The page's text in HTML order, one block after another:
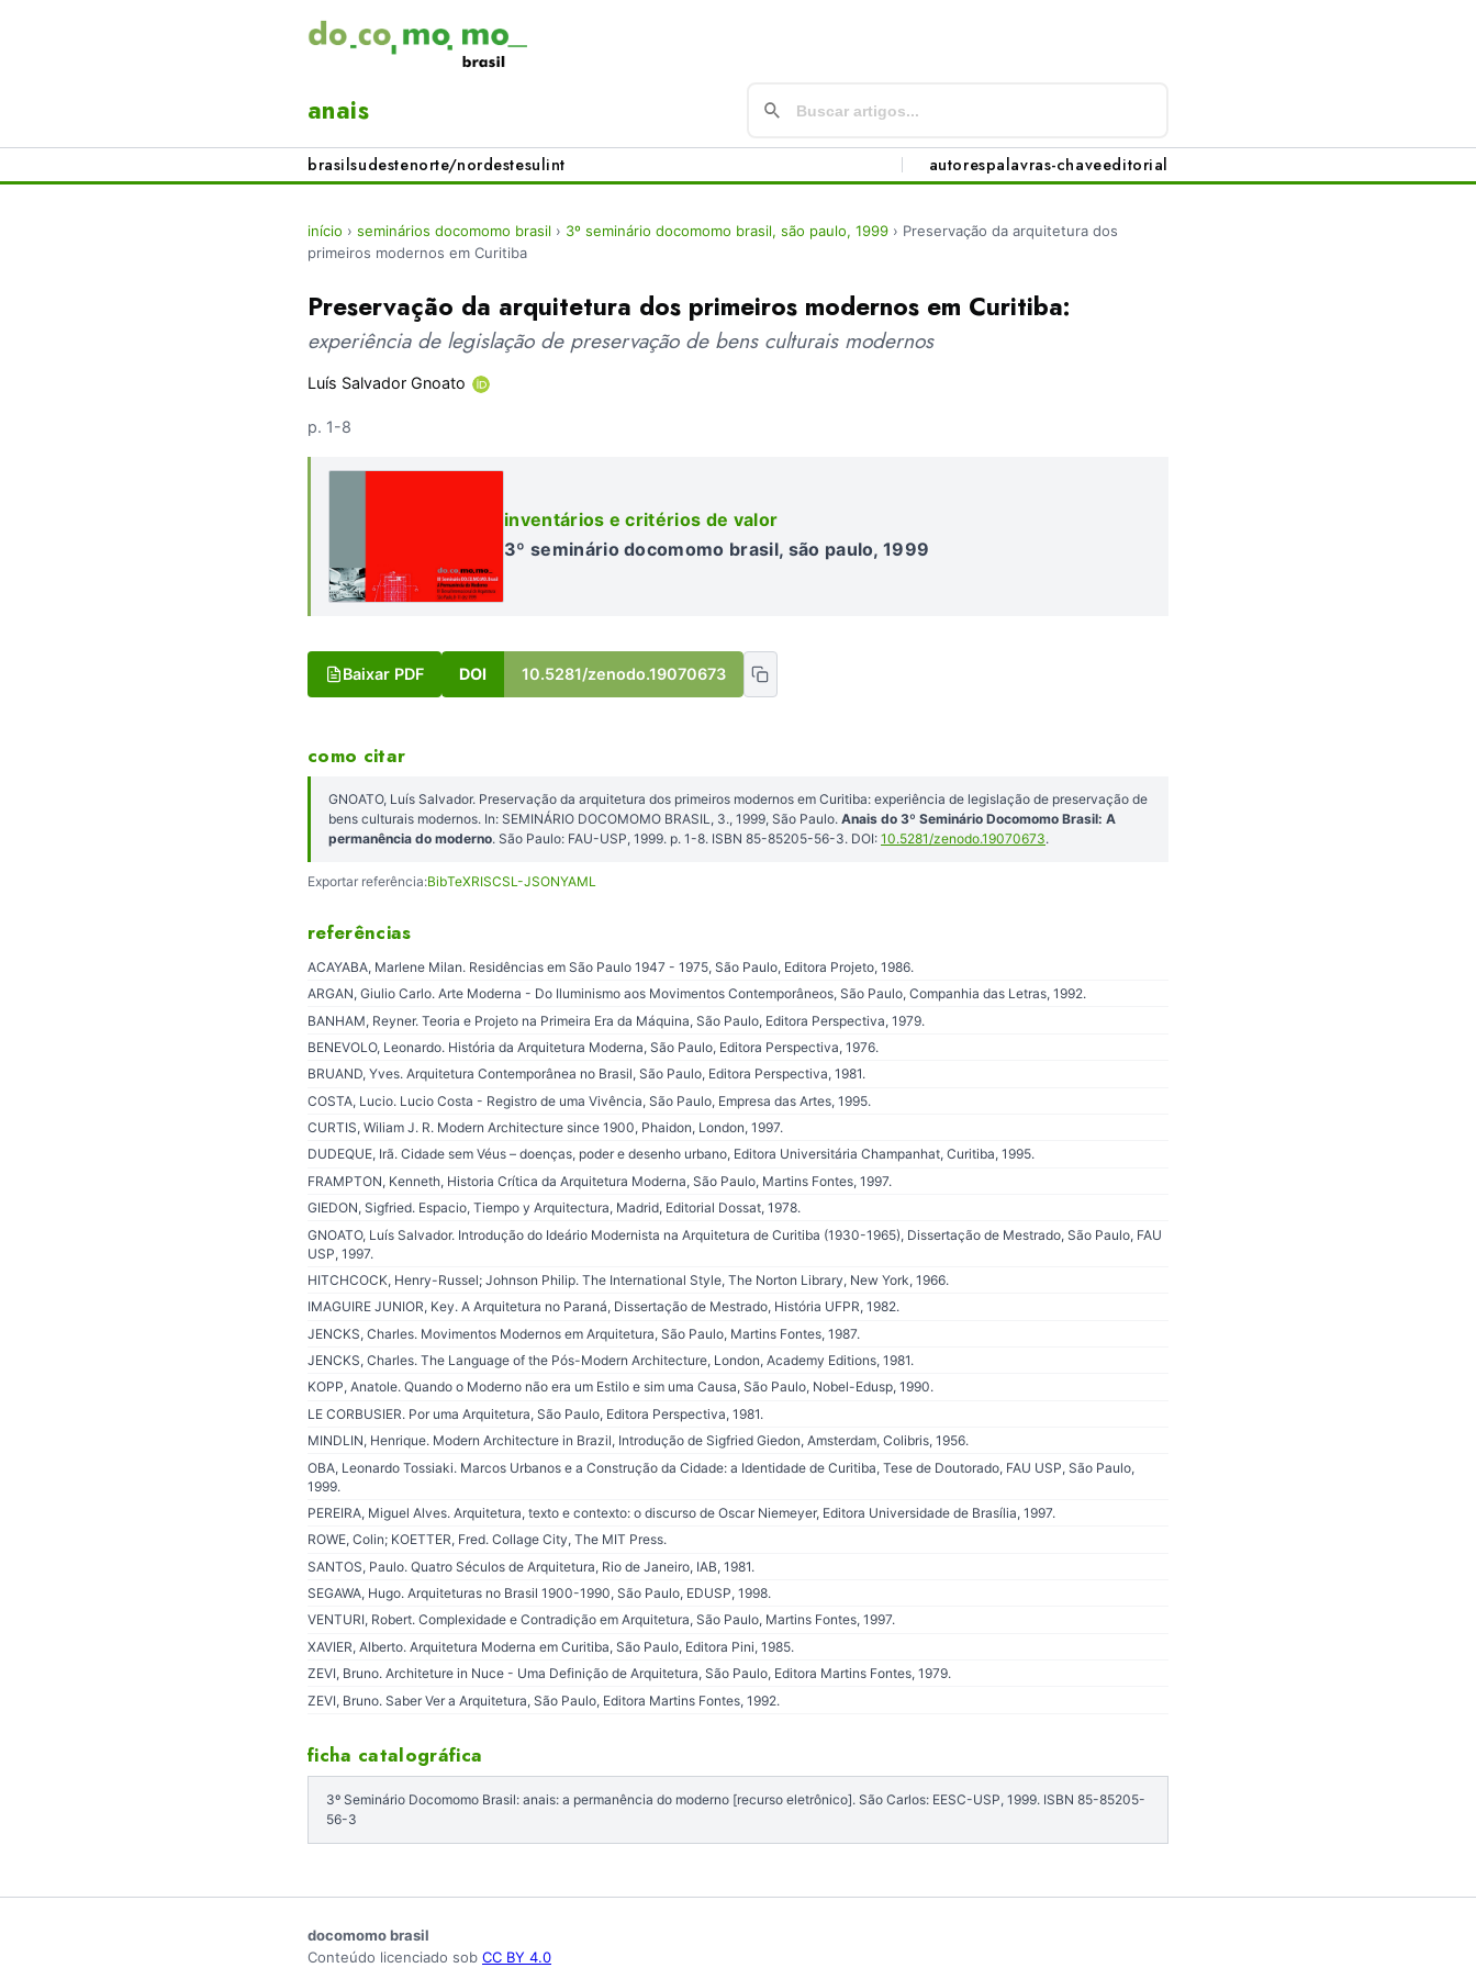
anais
brasilsudestenorte/nordestesulint autorespalavras-chaveeditorial
início › seminários docomomo brasil › 3º seminário docomomo brasil, são paulo, 1999 › Preservação da arquitetura dos
primeiros modernos em Curitiba
Preservação da arquitetura dos primeiros modernos em Curitiba:
experiência de legislação de preservação de bens culturais modernos
Luís Salvador Gnoato
p. 1-8
inventários e critérios de valor
3º seminário docomomo brasil, são paulo, 1999
Baixar PDF DOI 10.5281/zenodo.19070673
como citar
GNOATO, Luís Salvador. Preservação da arquitetura dos primeiros modernos em Curitiba: experiência de legislação de preservação de
bens culturais modernos. In: SEMINÁRIO DOCOMOMO BRASIL, 3., 1999, São Paulo. Anais do 3º Seminário Docomomo Brasil: A
permanência do moderno. São Paulo: FAU-USP, 1999. p. 1-8. ISBN 85-85205-56-3. DOI: 10.5281/zenodo.19070673.
Exportar referência:BibTeXRISCSL-JSONYAML
referências
ACAYABA, Marlene Milan. Residências em São Paulo 1947 - 1975, São Paulo, Editora Projeto, 1986.
ARGAN, Giulio Carlo. Arte Moderna - Do Iluminismo aos Movimentos Contemporâneos, São Paulo, Companhia das Letras, 1992.
BANHAM, Reyner. Teoria e Projeto na Primeira Era da Máquina, São Paulo, Editora Perspectiva, 1979.
BENEVOLO, Leonardo. História da Arquitetura Moderna, São Paulo, Editora Perspectiva, 1976.
BRUAND, Yves. Arquitetura Contemporânea no Brasil, São Paulo, Editora Perspectiva, 1981.
COSTA, Lucio. Lucio Costa - Registro de uma Vivência, São Paulo, Empresa das Artes, 1995.
CURTIS, Wiliam J. R. Modern Architecture since 1900, Phaidon, London, 1997.
DUDEQUE, Irã. Cidade sem Véus – doenças, poder e desenho urbano, Editora Universitária Champanhat, Curitiba, 1995.
FRAMPTON, Kenneth, Historia Crítica da Arquitetura Moderna, São Paulo, Martins Fontes, 1997.
GIEDON, Sigfried. Espacio, Tiempo y Arquitectura, Madrid, Editorial Dossat, 1978.
GNOATO, Luís Salvador. Introdução do Ideário Modernista na Arquitetura de Curitiba (1930-1965), Dissertação de Mestrado, São Paulo, FAU
USP, 1997.
HITCHCOCK, Henry-Russel; Johnson Philip. The International Style, The Norton Library, New York, 1966.
IMAGUIRE JUNIOR, Key. A Arquitetura no Paraná, Dissertação de Mestrado, História UFPR, 1982.
JENCKS, Charles. Movimentos Modernos em Arquitetura, São Paulo, Martins Fontes, 1987.
JENCKS, Charles. The Language of the Pós-Modern Architecture, London, Academy Editions, 1981.
KOPP, Anatole. Quando o Moderno não era um Estilo e sim uma Causa, São Paulo, Nobel-Edusp, 1990.
LE CORBUSIER. Por uma Arquitetura, São Paulo, Editora Perspectiva, 1981.
MINDLIN, Henrique. Modern Architecture in Brazil, Introdução de Sigfried Giedon, Amsterdam, Colibris, 1956.
OBA, Leonardo Tossiaki. Marcos Urbanos e a Construção da Cidade: a Identidade de Curitiba, Tese de Doutorado, FAU USP, São Paulo,
1999.
PEREIRA, Miguel Alves. Arquitetura, texto e contexto: o discurso de Oscar Niemeyer, Editora Universidade de Brasília, 1997.
ROWE, Colin; KOETTER, Fred. Collage City, The MIT Press.
SANTOS, Paulo. Quatro Séculos de Arquitetura, Rio de Janeiro, IAB, 1981.
SEGAWA, Hugo. Arquiteturas no Brasil 1900-1990, São Paulo, EDUSP, 1998.
VENTURI, Robert. Complexidade e Contradição em Arquitetura, São Paulo, Martins Fontes, 1997.
XAVIER, Alberto. Arquitetura Moderna em Curitiba, São Paulo, Editora Pini, 1985.
ZEVI, Bruno. Architeture in Nuce - Uma Definição de Arquitetura, São Paulo, Editora Martins Fontes, 1979.
ZEVI, Bruno. Saber Ver a Arquitetura, São Paulo, Editora Martins Fontes, 1992.
ficha catalográfica
3º Seminário Docomomo Brasil: anais: a permanência do moderno [recurso eletrônico]. São Carlos: EESC-USP, 1999. ISBN 85-85205-
56-3
docomomo brasil
Conteúdo licenciado sob CC BY 4.0